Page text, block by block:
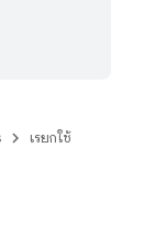
เรียกใช้